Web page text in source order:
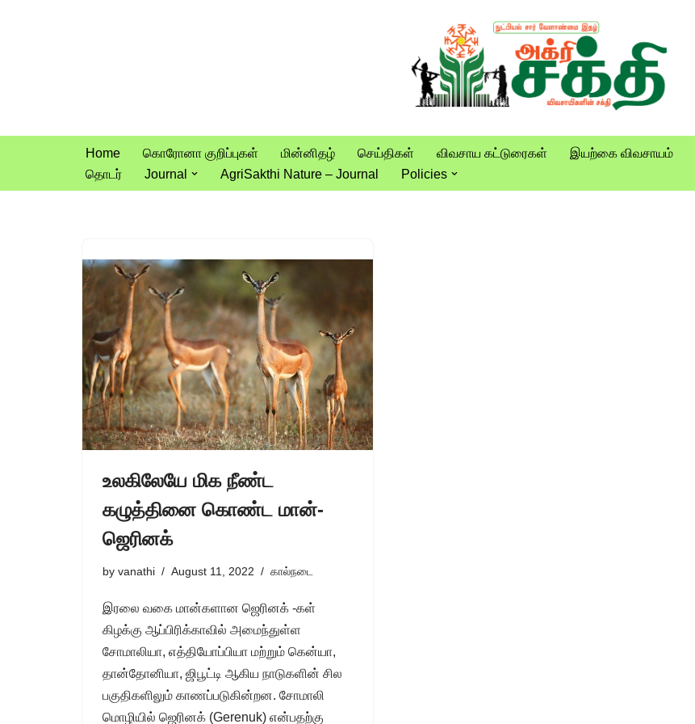
Home கொரோனா குறிப்புகள் மின்னிதழ் செய்திகள் விவசாய கட்டுரைகள் இயற்கை விவசாயம்
தொடர்
Journal AgriSakthi Nature – Journal Policies
உலகிலேயே மிக நீண்ட
கழுத்தினை கொண்ட மான்-
ஜெரினக்
by vanathi August 11, 2022 கால்நடை
இரலை வகை மான்களான ஜெரினக் -கள்
கிழக்கு ஆப்பிரிக்காவில் அமைந்துள்ள
சோமாலியா, எத்தியோப்பியா மற்றும் கென்யா,
தான்தோனியா, ஜிபூட்டி ஆகிய நாடுகளின் சில
பகுதிகளிலும் காணப்படுகின்றன. சோமாலி
மொழியில் ஜெரினக் (Gerenuk) என்பதற்கு